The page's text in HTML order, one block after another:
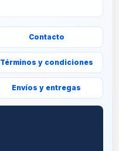
Contacto
Términos y condiciones
Envíos y entregas